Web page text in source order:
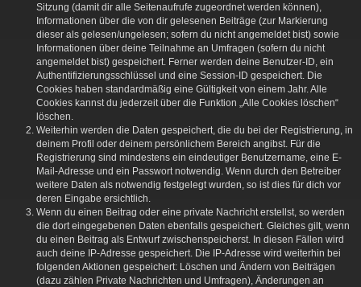
Sitzung (damit dir alle Seitenaufrufe zugeordnet werden können),
Informationen über die von dir gelesenen Beiträge (zur Markierung
dieser als gelesen/ungelesen; sofern du nicht angemeldet bist) sowie
Informationen über deine Teilnahme an Umfragen (sofern du nicht
angemeldet bist) gespeichert. Ferner werden deine Benutzer-ID, ein
Authentifizierungsschlüssel und eine Session-ID gespeichert. Die
Cookies haben standardmäßig eine Gültigkeit von einem Jahr. Alle
Cookies kannst du jederzeit über die Funktion „Alle Cookies löschen“
löschen.
Weiterhin werden die Daten gespeichert, die du bei der Registrierung, in
deinem Profil oder deinem persönlichem Bereich angibst. Für die
Registrierung sind mindestens ein eindeutiger Benutzername, eine E-
Mail-Adresse und ein Passwort notwendig. Wenn durch den Betreiber
weitere Daten als notwendig festgelegt wurden, so ist dies für dich vor
deren Eingabe ersichtlich.
Wenn du einen Beitrag oder eine private Nachricht erstellst, so werden
die dort eingegebenen Daten ebenfalls gespeichert. Gleiches gilt, wenn
du einen Beitrag als Entwurf zwischenspeicherst. In diesen Fällen wird
auch deine IP-Adresse gespeichert. Die IP-Adresse wird weiterhin bei
folgenden Aktionen gespeichert: Löschen und Ändern von Beiträgen
(dazu zählen Private Nachrichten und Umfragen), Änderungen an